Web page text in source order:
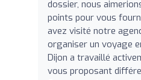
dossier, nous
points pour vous
avez visité notre
organiser un voyage
Dijon a travaillé
vous proposant